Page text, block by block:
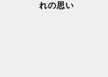
れの思い